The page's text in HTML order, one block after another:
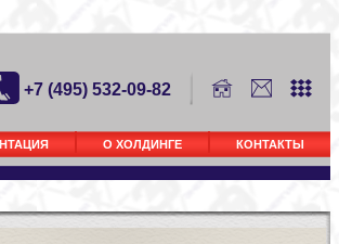
+7 (495) 532-09-82
О ХОЛДИНГЕ КОНТАКТЫ